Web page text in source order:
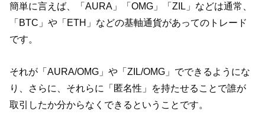
簡単に言えば、「AURA」「OMG」「ZIL」などは通常、
「BTC」や「ETH」などの基軸通貨があってのトレード
です。
それが「AURA/OMG」や「ZIL/OMG」でできるようにな
り、さらに、それらに「匿名性」を持たせることで誰が
取引したか分からなくできるということです。